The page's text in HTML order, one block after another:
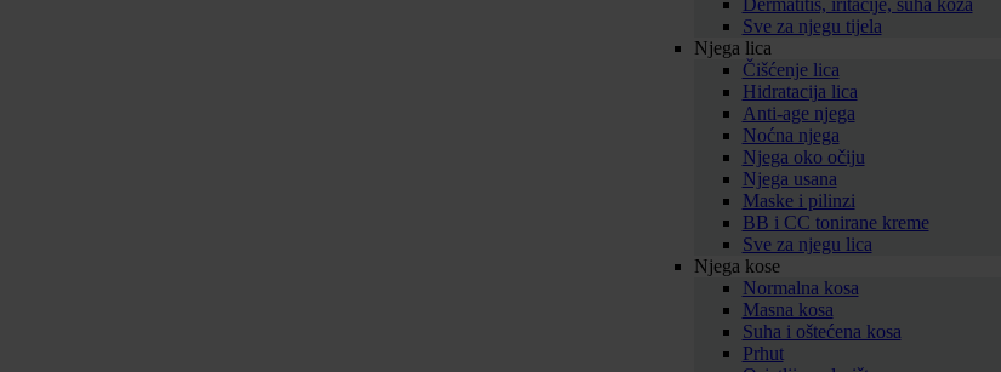
Dermatitis, iritacije, suha koža
Sve za njegu tijela
Njega lica
Čišćenje lica
Hidratacija lica
Anti-age njega
Noćna njega
Njega oko očiju
Njega usana
Maske i pilinzi
BB i CC tonirane kreme
Sve za njegu lica
Njega kose
Normalna kosa
Masna kosa
Suha i oštećena kosa
Prhut